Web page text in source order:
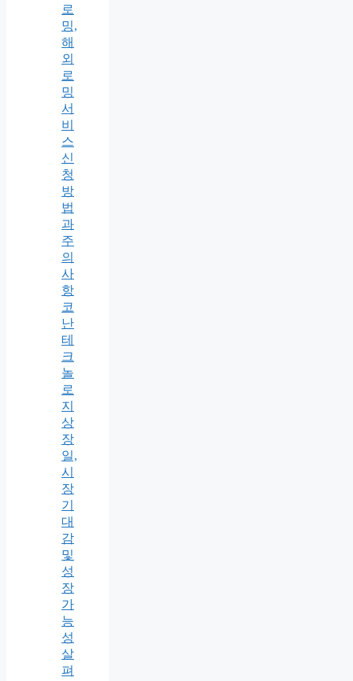
로
밍,
해
외
로
밍
서
비
스
신
청
방
법
과
주
의
사
항
코
난
테
크
놀
로
지
상
장
일,
시
장
기
대
감
및
성
장
가
능
성
살
펴